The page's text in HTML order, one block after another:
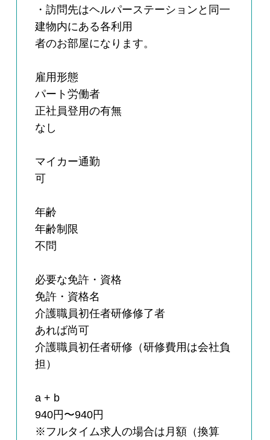
・訪問先はヘルパーステーションと同一
建物内にある各利用
者のお部屋になります。
雇用形態
パート労働者
正社員登用の有無
なし
マイカー通勤
可
年齢
年齢制限
不問
必要な免許・資格
免許・資格名
介護職員初任者研修修了者
あれば尚可
介護職員初任者研修（研修費用は会社負
担）
a + b
940円〜940円
※フルタイム求人の場合は月額（換算